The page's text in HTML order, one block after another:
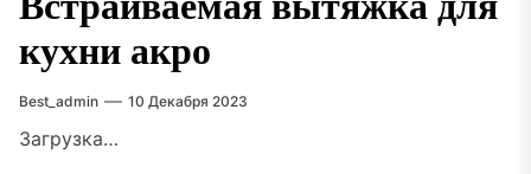
кухни акро
Best_admin 10 Декабря 2023
Загрузка…